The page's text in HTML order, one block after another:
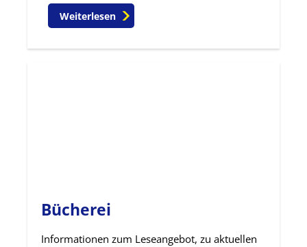
Weiterlesen
Bücherei
Informationen zum Leseangebot, zu aktuellen